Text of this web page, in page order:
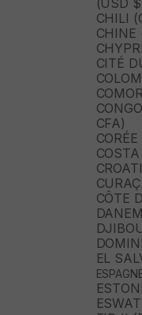
(USD
CHILI
CHINE
CITÉ
CFA)
CÔTE
EL